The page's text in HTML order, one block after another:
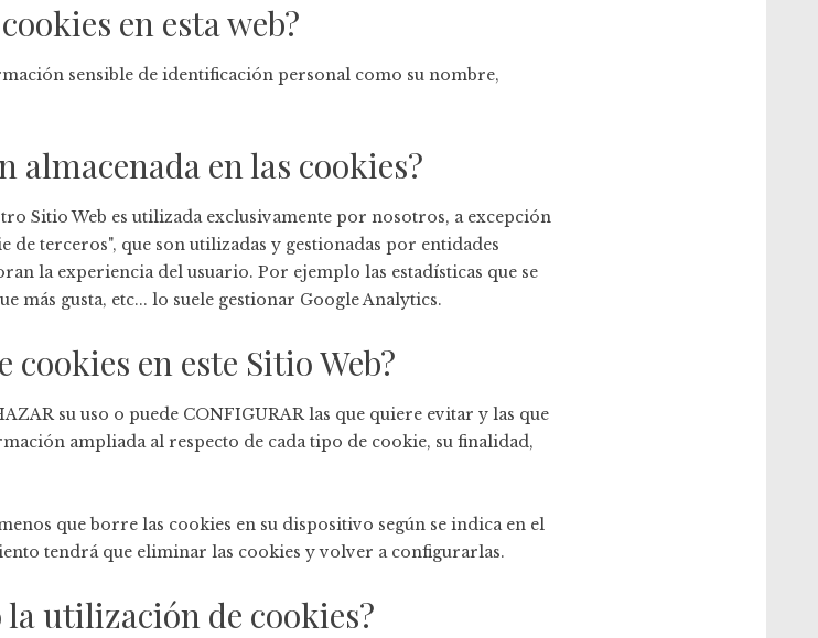
en esta web?
sensible de identificación personal como su nombre,
en las cookies?
Sitio Web es utilizada exclusivamente por nosotros, a excepción
de terceros", que son utilizadas y gestionadas por entidades
la experiencia del usuario. Por ejemplo las estadísticas que se
más gusta, etc... lo suele gestionar Google Analytics.
en este Sitio Web?
su uso o puede CONFIGURAR las que quiere evitar y las que
ampliada al respecto de cada tipo de cookie, su finalidad,
que borre las cookies en su dispositivo según se indica en el
tendrá que eliminar las cookies y volver a configurarlas.
utilización de cookies?